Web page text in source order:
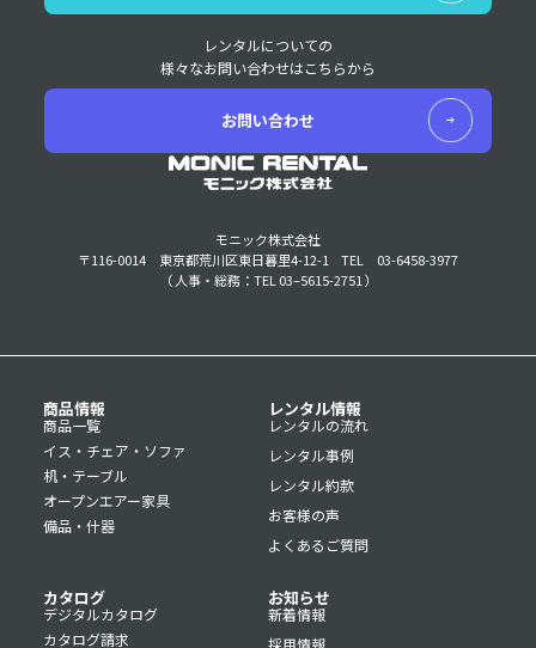
モニック株式会社
〒116-0014 東京都荒川区東日暮里4-12-1
TEL 03-6458-3977
（ 人事・総務：TEL 03–5615-2751 ）
レンタルについての
様々なお問い合わせはこちらから
お問い合わせ
商品情報
商品一覧
イス・チェア・ソファ
机・テーブル
オープンエアー家具
備品・什器
レンタル情報
レンタルの流れ
レンタル事例
レンタル約款
お客様の声
よくあるご質問
カタログ
デジタルカタログ
カタログ請求
お知らせ
新着情報
採用情報